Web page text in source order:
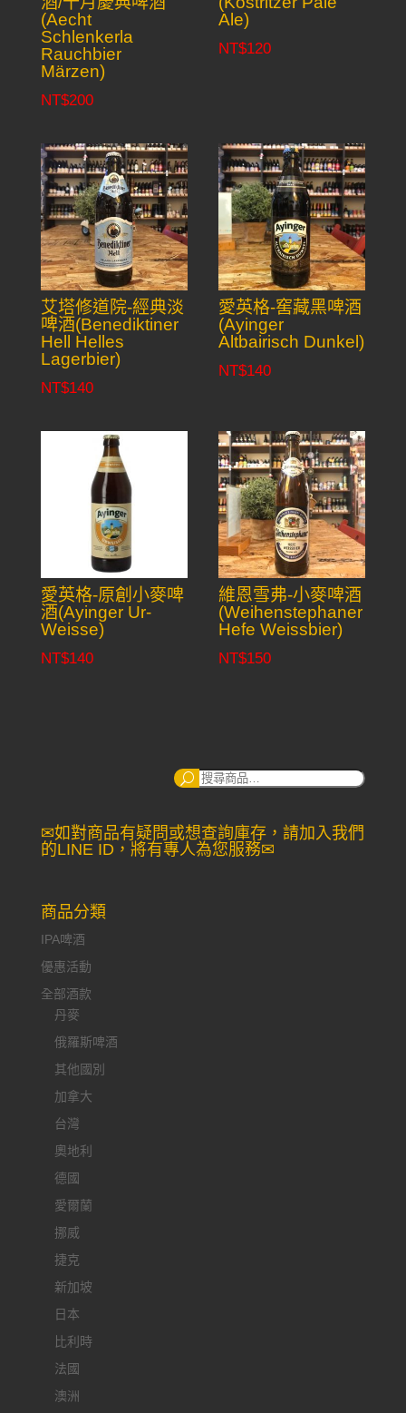
(Aecht
Schlenkerla
Rauchbier
Märzen)
NT$200
Ale)
NT$120
艾塔修道院-經典淡
啤酒(Benediktiner
Hell Helles
Lagerbier)
NT$140
愛英格-窖藏黑啤酒
(Ayinger
Altbairisch Dunkel)
NT$140
愛英格-原創小麥啤
酒(Ayinger Ur-
Weisse)
NT$140
維恩雪弗-小麥啤酒
(Weihenstephaner
Hefe Weissbier)
NT$150
搜
✉如對商品有疑問或想查詢庫存，請加入我們
的LINE ID，將有專人為您服務✉
商品分類
IPA啤酒
優惠活動
全部酒款
丹麥
俄羅斯啤酒
其他國別
加拿大
台灣
奧地利
德國
愛爾蘭
挪威
捷克
新加坡
日本
比利時
法國
澳洲